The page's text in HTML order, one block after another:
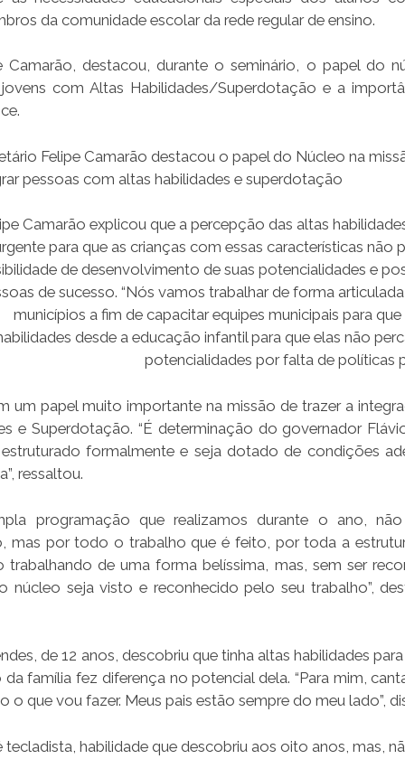
da comunidade escolar da rede regular de ensino.
destacou, durante o seminário, o papel do
com Altas Habilidades/Superdotação e a
Felipe Camarão destacou o papel do Núcleo na
pessoas com altas habilidades e superdotação
Camarão explicou que a percepção das altas
para que as crianças com essas características não
de desenvolvimento de suas potencialidades e
de sucesso. “Nós vamos trabalhar de forma
municípios a fim de capacitar equipes municipais para
desde a educação infantil para que elas não
potencialidades por falta de políticas
um papel muito importante na missão de trazer a
e Superdotação. “É determinação do governador
formalmente e seja dotado de condições
ressaltou.
programação que realizamos durante o ano,
mas por todo o trabalho que é feito, por toda a
de uma forma belíssima, mas, sem ser
seja visto e reconhecido pelo seu trabalho”,
de 12 anos, descobriu que tinha altas habilidades
família fez diferença no potencial dela. “Para mim,
que vou fazer. Meus pais estão sempre do meu lado”,
tecladista, habilidade que descobriu aos oito anos, mas,